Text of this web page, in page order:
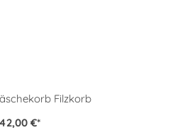
Filzkorb
€*